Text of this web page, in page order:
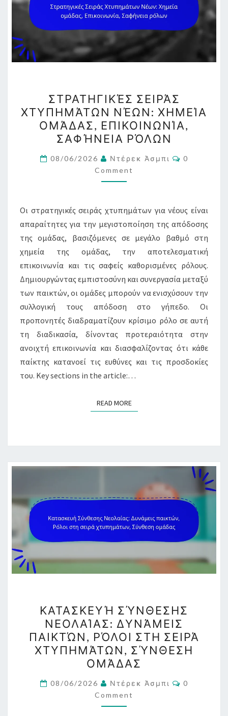
ΣΕΙΡΆΣ
ΧΤΥΠΗΜΆΤΩΝ
ΝΈΩΝ:
ΧΗΜΕΊΑ
ΟΜΆΔΑΣ,
ΕΠΙΚΟΙΝΩΝΊΑ,
ΣΑΦΉΝΕΙΑ
ΣΤΡΑΤΗΓΙΚΈΣ ΣΕΙΡΆΣ
ΧΤΥΠΗΜΆΤΩΝ ΝΈΩΝ: ΧΗΜΕΊΑ
ΟΜΆΔΑΣ, ΕΠΙΚΟΙΝΩΝΊΑ,
ΣΑΦΉΝΕΙΑ ΡΌΛΩΝ
08/06/2026 Ντέρεκ Άσμπι Comments
0
Comment
Οι στρατηγικές σειράς χτυπημάτων για νέους είναι
απαραίτητες για την μεγιστοποίηση της απόδοσης
της ομάδας, βασιζόμενες σε μεγάλο βαθμό στη
χημεία της ομάδας, την αποτελεσματική
επικοινωνία και τις σαφείς καθορισμένες ρόλους.
Δημιουργώντας εμπιστοσύνη και συνεργασία μεταξύ
των παικτών, οι ομάδες μπορούν να ενισχύσουν την
συλλογική τους απόδοση στο γήπεδο. Οι
προπονητές διαδραματίζουν κρίσιμο ρόλο σε αυτή
τη διαδικασία, δίνοντας προτεραιότητα στην
ανοιχτή επικοινωνία και διασφαλίζοντας ότι κάθε
παίκτης κατανοεί τις ευθύνες και τις προσδοκίες
του. Key sections in the article:…
READ MOREREAD MORE
ΣΎΝΘΕΣΗΣ
ΝΕΟΛΑΊΑΣ:
ΔΥΝΆΜΕΙΣ
ΠΑΙΚΤΏΝ,
ΡΌΛΟΙ
ΣΤΗ
ΣΕΙΡΆ
ΧΤΥΠΗΜΆΤΩΝ,
ΚΑΤΑΣΚΕΥΉ ΣΎΝΘΕΣΗΣ
ΝΕΟΛΑΊΑΣ: ΔΥΝΆΜΕΙΣ
ΠΑΙΚΤΏΝ, ΡΌΛΟΙ ΣΤΗ ΣΕΙΡΆ
ΧΤΥΠΗΜΆΤΩΝ, ΣΎΝΘΕΣΗ
ΟΜΆΔΑΣ
08/06/2026 Ντέρεκ Άσμπι Comments
0
Comment